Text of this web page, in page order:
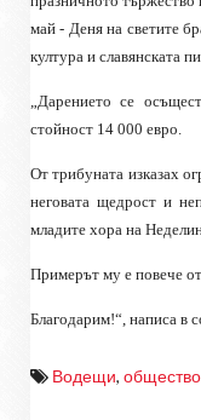
май - Деня на светите
култура и славянската
„Дарението се
стойност 14 000 евро.
От трибуната изказах
неговата щедрост и
младите хора на
Примерът му е повече
Благодарим!“, написа в
Водещи, общество